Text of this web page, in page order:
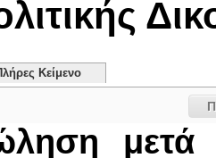
Κείμενο
μετά